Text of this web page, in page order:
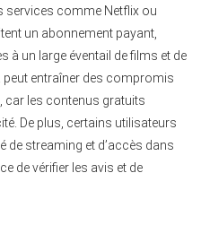
services comme Netflix ou
un abonnement payant,
à un large éventail de films et de
peut entraîner des compromis
car les contenus gratuits
De plus, certains utilisateurs
de streaming et d’accès dans
de vérifier les avis et de